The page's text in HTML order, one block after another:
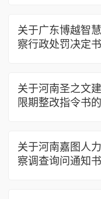
关于广东博越智
察行政处罚决定
关于河南圣之文
限期整改指令书
关于河南嘉图人
察调查询问通知